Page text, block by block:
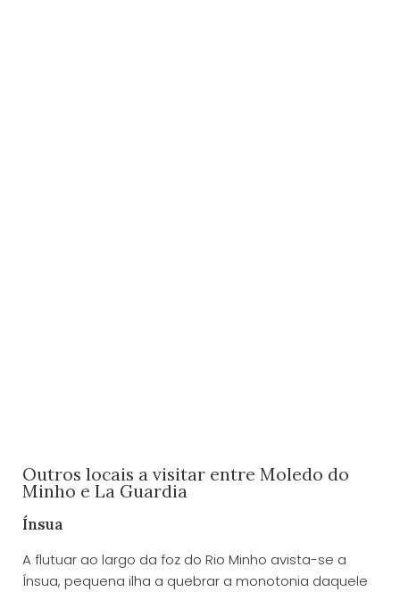
Outros locais a visitar entre Moledo do
Minho e La Guardia
Ínsua
A flutuar ao largo da foz do Rio Minho avista-se a
Ínsua, pequena ilha a quebrar a monotonia daquele